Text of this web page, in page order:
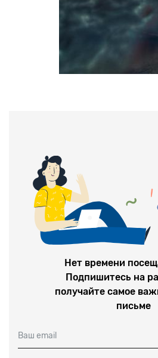
Нет времени
Подпишитесь на
получайте самое
письме
Ваш email